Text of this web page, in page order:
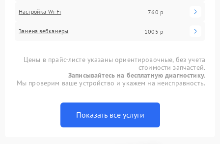
Настройка Wi-Fi 760 р
Замена вебкамеры 1005 р
Цены в прайс-листе указаны ориентировочные, без учета
стоимости запчастей.
Записывайтесь на бесплатную диагностику.
Мы проверим ваше устройство и укажем на неисправность.
Показать все услуги